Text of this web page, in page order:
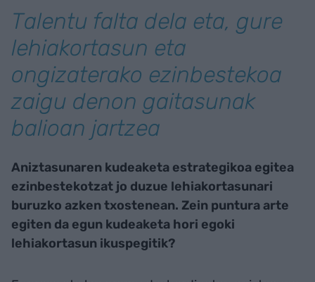
Talentu falta dela eta, gure
lehiakortasun eta
ongizaterako ezinbestekoa
zaigu denon gaitasunak
balioan jartzea
Aniztasunaren kudeaketa estrategikoa egitea
ezinbestekotzat jo duzue lehiakortasunari
buruzko azken txostenean. Zein puntura arte
egiten da egun kudeaketa hori egoki
lehiakortasun ikuspegitik?